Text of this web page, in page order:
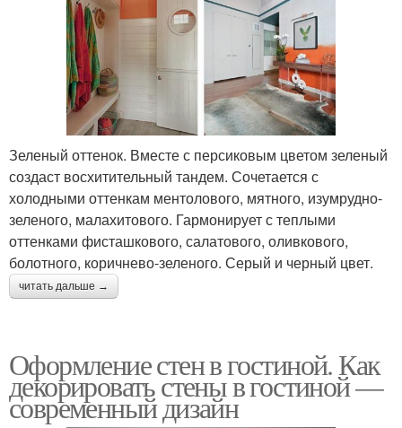
Зеленый оттенок. Вместе с персиковым цветом зеленый
создаст восхитительный тандем. Сочетается с
холодными оттенкам ментолового, мятного, изумрудно-
зеленого, малахитового. Гармонирует с теплыми
оттенками фисташкового, салатового, оливкового,
болотного, коричнево-зеленого. Серый и черный цвет.
читать дальше →
Оформление стен в гостиной. Как
декорировать стены в гостиной —
современный дизайн